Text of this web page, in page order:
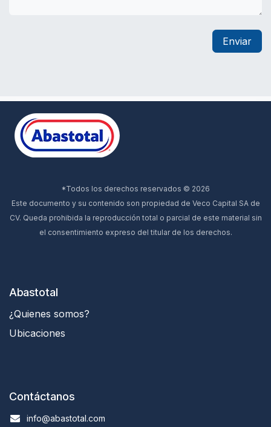
Enviar
*Todos los derechos reservados © 2026
Este documento y su contenido son propiedad de Veco Capital SA de
CV. Queda prohibida la reproducción total o parcial de este material sin
el consentimiento expreso del titular de los derechos.
Abastotal
¿Quienes somos?
Ubicaciones
Contáctanos
info@abastotal.com